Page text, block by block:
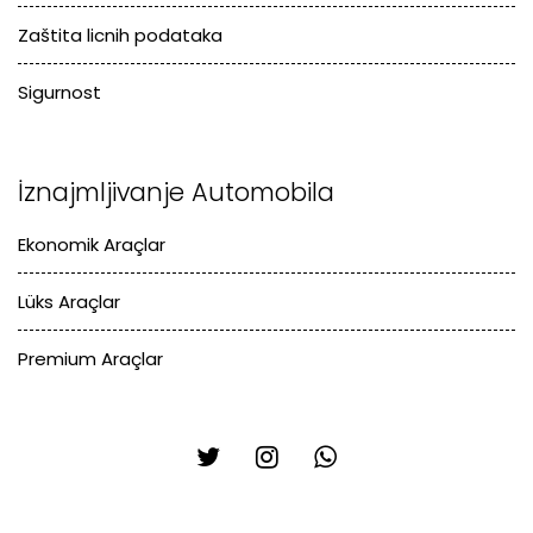
Zaštita licnih podataka
Sigurnost
İznajmljivanje Automobila
Ekonomik Araçlar
Lüks Araçlar
Premium Araçlar